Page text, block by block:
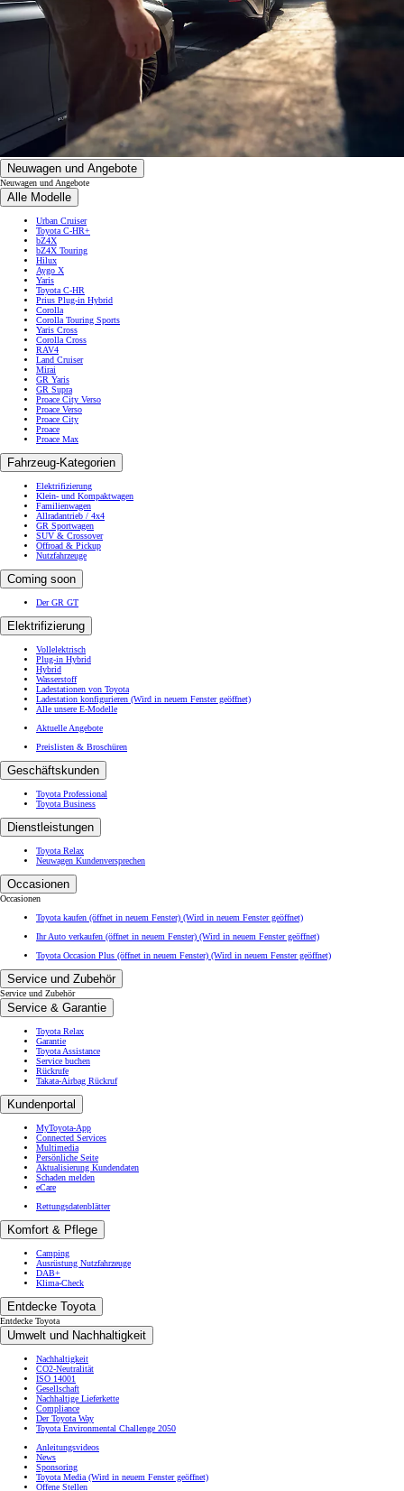
Neuwagen und Angebote
Neuwagen und Angebote
Alle Modelle
Urban Cruiser
Toyota C-HR+
bZ4X
bZ4X Touring
Hilux
Aygo X
Yaris
Toyota C-HR
Prius Plug-in Hybrid
Corolla
Corolla Touring Sports
Yaris Cross
Corolla Cross
RAV4
Land Cruiser
Mirai
GR Yaris
GR Supra
Proace City Verso
Proace Verso
Proace City
Proace
Proace Max
Fahrzeug-Kategorien
Elektrifizierung
Klein- und Kompaktwagen
Familienwagen
Allradantrieb / 4x4
GR Sportwagen
SUV & Crossover
Offroad & Pickup
Nutzfahrzeuge
Coming soon
Der GR GT
Elektrifizierung
Vollelektrisch
Plug-in Hybrid
Hybrid
Wasserstoff
Ladestationen von Toyota
Ladestation konfigurieren (Wird in neuem Fenster geöffnet)
Alle unsere E-Modelle
Aktuelle Angebote
Preislisten & Broschüren
Geschäftskunden
Toyota Professional
Toyota Business
Dienstleistungen
Toyota Relax
Neuwagen Kundenversprechen
Occasionen
Occasionen
Toyota kaufen (öffnet in neuem Fenster) (Wird in neuem Fenster geöffnet)
Ihr Auto verkaufen (öffnet in neuem Fenster) (Wird in neuem Fenster geöffnet)
Toyota Occasion Plus (öffnet in neuem Fenster) (Wird in neuem Fenster geöffnet)
Service und Zubehör
Service und Zubehör
Service & Garantie
Toyota Relax
Garantie
Toyota Assistance
Service buchen
Rückrufe
Takata-Airbag Rückruf
Kundenportal
MyToyota-App
Connected Services
Multimedia
Persönliche Seite
Aktualisierung Kundendaten
Schaden melden
eCare
Rettungsdatenblätter
Komfort & Pflege
Camping
Ausrüstung Nutzfahrzeuge
DAB+
Klima-Check
Entdecke Toyota
Entdecke Toyota
Umwelt und Nachhaltigkeit
Nachhaltigkeit
CO2-Neutralität
ISO 14001
Gesellschaft
Nachhaltige Lieferkette
Compliance
Der Toyota Way
Toyota Environmental Challenge 2050
Anleitungsvideos
News
Sponsoring
Toyota Media (Wird in neuem Fenster geöffnet)
Offene Stellen